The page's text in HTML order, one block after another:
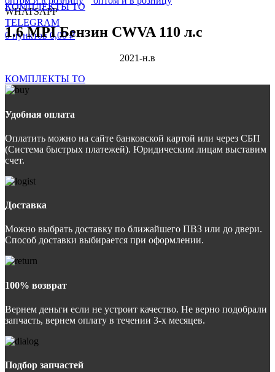
WHATSAPP
TELEGRAM
0пунктов 0,00₽
КОМПЛЕКТЫ ТО
1.6 MPI Бензин CWVA 110 л.с
2021-н.в
КОМПЛЕКТЫ ТО
Удобная оплата
Оплатить можно на сайте банковской картой или через СБП
(Система быстрых платежей). Юридическим лицам выставим
счет.
Доставка
Можно выбрать доставку по ближайшего ПВЗ или до двери.
Способ доставки выбирается при оформлении.
100% возврат
Вернем деньги если не устроит качество. Не верно подобрали
запчасть, вернем оплату в течении 3-х месяцев.
Подбор запчастей